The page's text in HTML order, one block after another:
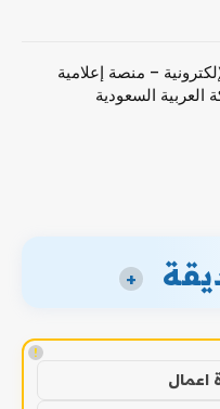
– منصة إعلامية
العربية السعودية
+
!
اعمال